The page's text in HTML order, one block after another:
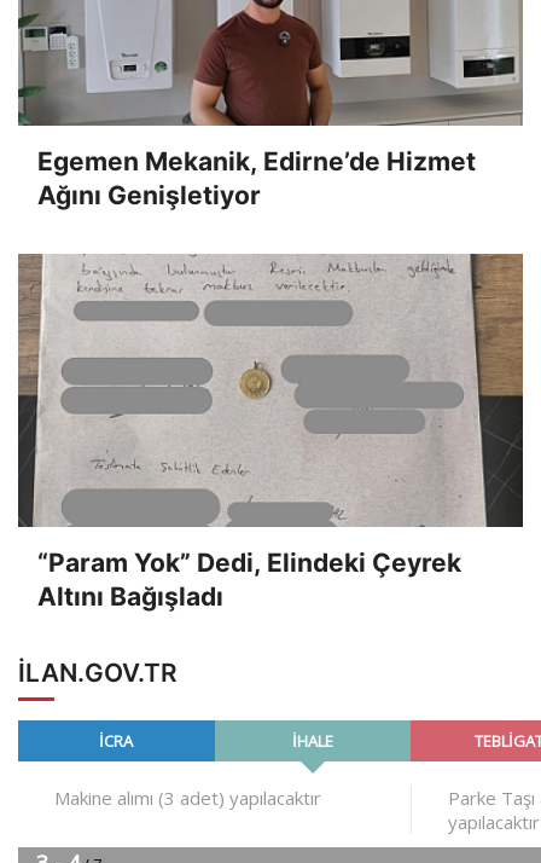
Egemen Mekanik, Edirne’de Hizmet
Ağını Genişletiyor
“Param Yok” Dedi, Elindeki Çeyrek
Altını Bağışladı
ILAN.GOV.TR